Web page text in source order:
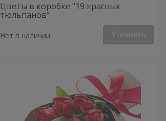
Цветы в коробке "19 красных
тюльпанов"
Нет в наличии Уточнить